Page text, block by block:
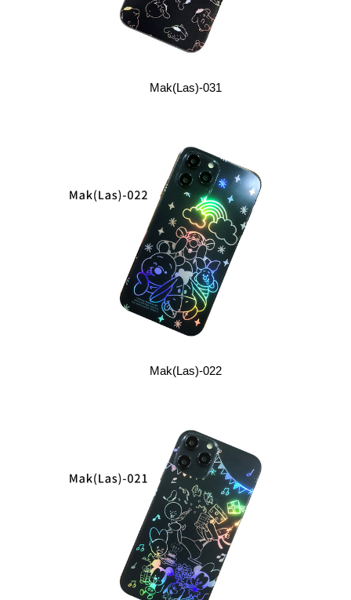
Mak(Las)-031
Mak(Las)-022